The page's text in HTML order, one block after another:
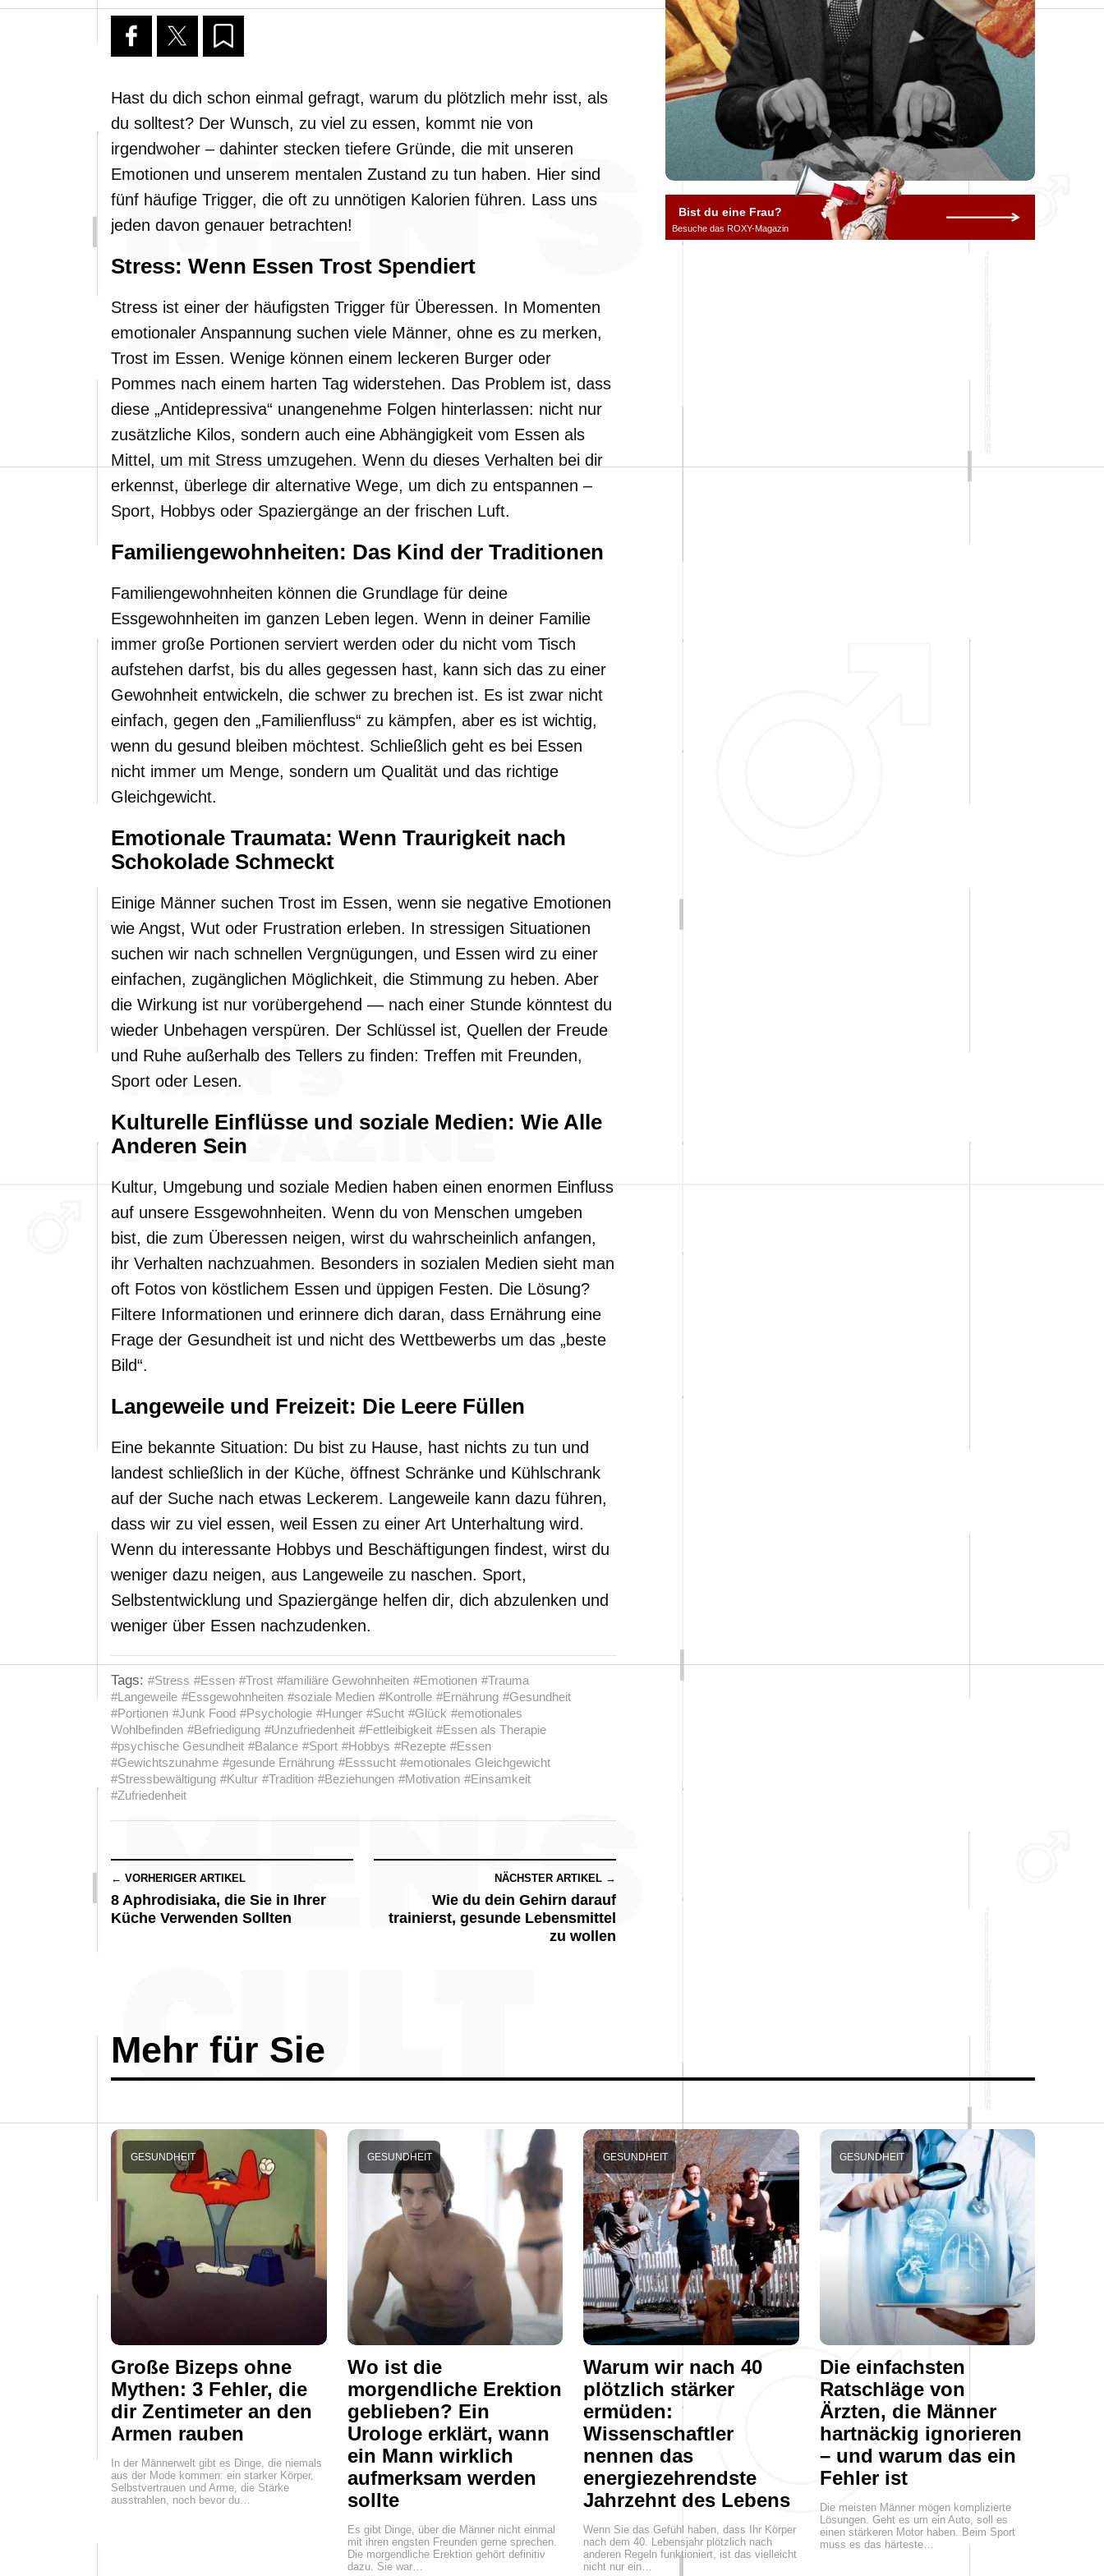
Hast du dich schon einmal gefragt, warum du plötzlich mehr isst, als
du solltest? Der Wunsch, zu viel zu essen, kommt nie von
irgendwoher – dahinter stecken tiefere Gründe, die mit unseren
Emotionen und unserem mentalen Zustand zu tun haben. Hier sind
fünf häufige Trigger, die oft zu unnötigen Kalorien führen. Lass uns
jeden davon genauer betrachten!
Stress: Wenn Essen Trost Spendiert
Stress ist einer der häufigsten Trigger für Überessen. In Momenten
emotionaler Anspannung suchen viele Männer, ohne es zu merken,
Trost im Essen. Wenige können einem leckeren Burger oder
Pommes nach einem harten Tag widerstehen. Das Problem ist, dass
diese „Antidepressiva“ unangenehme Folgen hinterlassen: nicht nur
zusätzliche Kilos, sondern auch eine Abhängigkeit vom Essen als
Mittel, um mit Stress umzugehen. Wenn du dieses Verhalten bei dir
erkennst, überlege dir alternative Wege, um dich zu entspannen –
Sport, Hobbys oder Spaziergänge an der frischen Luft.
Familiengewohnheiten: Das Kind der Traditionen
Familiengewohnheiten können die Grundlage für deine
Essgewohnheiten im ganzen Leben legen. Wenn in deiner Familie
immer große Portionen serviert werden oder du nicht vom Tisch
aufstehen darfst, bis du alles gegessen hast, kann sich das zu einer
Gewohnheit entwickeln, die schwer zu brechen ist. Es ist zwar nicht
einfach, gegen den „Familienfluss“ zu kämpfen, aber es ist wichtig,
wenn du gesund bleiben möchtest. Schließlich geht es bei Essen
nicht immer um Menge, sondern um Qualität und das richtige
Gleichgewicht.
Emotionale Traumata: Wenn Traurigkeit nach
Schokolade Schmeckt
Einige Männer suchen Trost im Essen, wenn sie negative Emotionen
wie Angst, Wut oder Frustration erleben. In stressigen Situationen
suchen wir nach schnellen Vergnügungen, und Essen wird zu einer
einfachen, zugänglichen Möglichkeit, die Stimmung zu heben. Aber
die Wirkung ist nur vorübergehend — nach einer Stunde könntest du
wieder Unbehagen verspüren. Der Schlüssel ist, Quellen der Freude
und Ruhe außerhalb des Tellers zu finden: Treffen mit Freunden,
Sport oder Lesen.
Kulturelle Einflüsse und soziale Medien: Wie Alle
Anderen Sein
Kultur, Umgebung und soziale Medien haben einen enormen Einfluss
auf unsere Essgewohnheiten. Wenn du von Menschen umgeben
bist, die zum Überessen neigen, wirst du wahrscheinlich anfangen,
ihr Verhalten nachzuahmen. Besonders in sozialen Medien sieht man
oft Fotos von köstlichem Essen und üppigen Festen. Die Lösung?
Filtere Informationen und erinnere dich daran, dass Ernährung eine
Frage der Gesundheit ist und nicht des Wettbewerbs um das „beste
Bild“.
Langeweile und Freizeit: Die Leere Füllen
Eine bekannte Situation: Du bist zu Hause, hast nichts zu tun und
landest schließlich in der Küche, öffnest Schränke und Kühlschrank
auf der Suche nach etwas Leckerem. Langeweile kann dazu führen,
dass wir zu viel essen, weil Essen zu einer Art Unterhaltung wird.
Wenn du interessante Hobbys und Beschäftigungen findest, wirst du
weniger dazu neigen, aus Langeweile zu naschen. Sport,
Selbstentwicklung und Spaziergänge helfen dir, dich abzulenken und
weniger über Essen nachzudenken.
Tags: #Stress #Essen #Trost #familiäre Gewohnheiten #Emotionen #Trauma
#Langeweile #Essgewohnheiten #soziale Medien #Kontrolle #Ernährung #Gesundheit
#Portionen #Junk Food #Psychologie #Hunger #Sucht #Glück #emotionales
Wohlbefinden #Befriedigung #Unzufriedenheit #Fettleibigkeit #Essen als Therapie
#psychische Gesundheit #Balance #Sport #Hobbys #Rezepte #Essen
#Gewichtszunahme #gesunde Ernährung #Esssucht #emotionales Gleichgewicht
#Stressbewältigung #Kultur #Tradition #Beziehungen #Motivation #Einsamkeit
#Zufriedenheit
← VORHERIGER ARTIKEL
8 Aphrodisiaka, die Sie in Ihrer
Küche Verwenden Sollten
NÄCHSTER ARTIKEL →
Wie du dein Gehirn darauf
trainierst, gesunde Lebensmittel
zu wollen
Bist du eine Frau?
Besuche das ROXY-Magazin
Mehr für Sie
Große Bizeps ohne
Mythen: 3 Fehler, die
dir Zentimeter an den
Armen rauben
GESUNDHEIT
In der Männerwelt gibt es Dinge, die niemals
aus der Mode kommen: ein starker Körper,
Selbstvertrauen und Arme, die Stärke
ausstrahlen, noch bevor du…
Wo ist die
morgendliche Erektion
geblieben? Ein
Urologe erklärt, wann
ein Mann wirklich
aufmerksam werden
sollte
GESUNDHEIT
Es gibt Dinge, über die Männer nicht einmal
mit ihren engsten Freunden gerne sprechen.
Die morgendliche Erektion gehört definitiv
dazu. Sie war…
Warum wir nach 40
plötzlich stärker
ermüden:
Wissenschaftler
nennen das
energiezehrendste
Jahrzehnt des Lebens
GESUNDHEIT
Wenn Sie das Gefühl haben, dass Ihr Körper
nach dem 40. Lebensjahr plötzlich nach
anderen Regeln funktioniert, ist das vielleicht
nicht nur ein…
Die einfachsten
Ratschläge von
Ärzten, die Männer
hartnäckig ignorieren
– und warum das ein
Fehler ist
GESUNDHEIT
Die meisten Männer mögen komplizierte
Lösungen. Geht es um ein Auto, soll es
einen stärkeren Motor haben. Beim Sport
muss es das härteste…